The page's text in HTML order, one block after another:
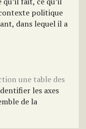
politique
dans lequel il a
une table des
les axes
de la